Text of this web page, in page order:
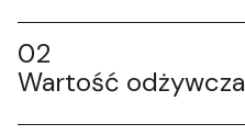
02
Wartość odżywcza